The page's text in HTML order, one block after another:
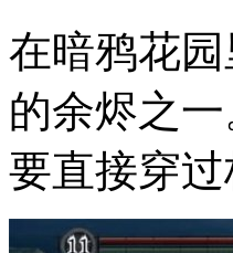
在暗鸦花
的余烬之
要直接穿过